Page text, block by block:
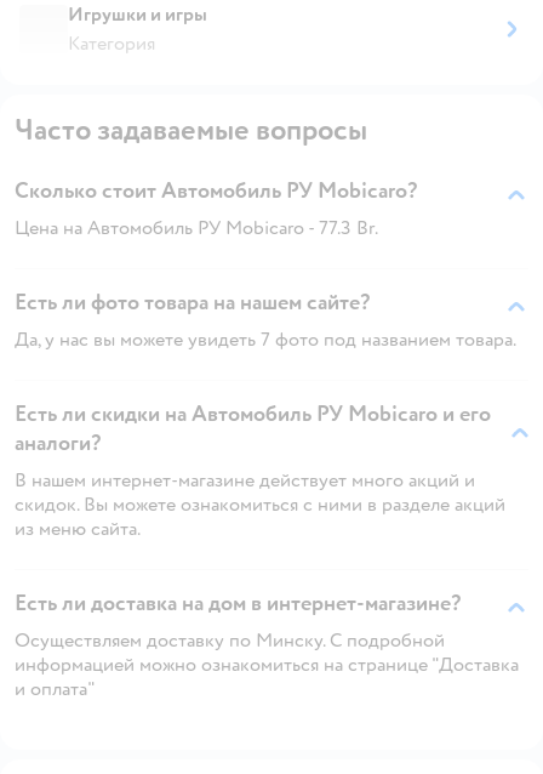
Игрушки и игры
Категория
Часто задаваемые вопросы
Сколько стоит Автомобиль РУ Mobicaro?
Цена на Автомобиль РУ Mobicaro - 77.3 Br.
Есть ли фото товара на нашем сайте?
Да, у нас вы можете увидеть 7 фото под названием товара.
Есть ли скидки на Автомобиль РУ Mobicaro и его
аналоги?
В нашем интернет-магазине действует много акций и
скидок. Вы можете ознакомиться с ними в разделе акций
из меню сайта.
Есть ли доставка на дом в интернет-магазине?
Осуществляем доставку по Минску. С подробной
информацией можно ознакомиться на странице "Доставка
и оплата"